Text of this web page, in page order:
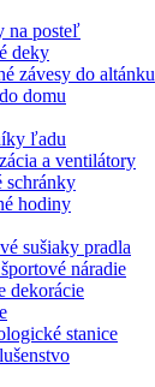
na posteľ
deky
závesy do altánku
domu
ľadu
a ventilátory
schránky
hodiny
sušiaky pradla
náradie
dekorácie
stanice